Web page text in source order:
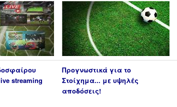
streaming
Προγνωστικά για το
Στοίχημα... με υψηλές
αποδόσεις!